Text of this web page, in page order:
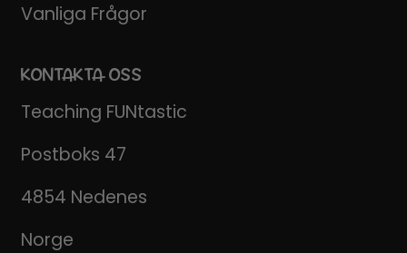
Vanliga Frågor
KONTAKTA OSS
Teaching FUNtastic
Postboks 47
4854 Nedenes
Norge